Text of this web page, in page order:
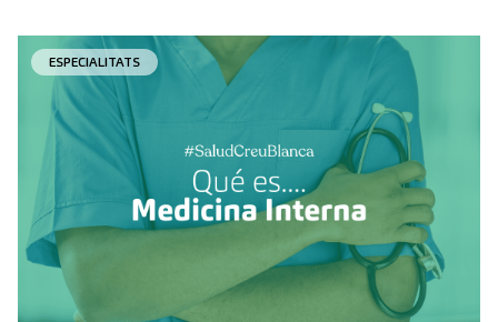
diagnòstic per la imatge d'última generació per avaluar de
manera exhaustiva l'estat dels òrgans vitals, el sistema
vascular i el cervell abans que apareguin els primers
símptomes.
ESPECIALITATS